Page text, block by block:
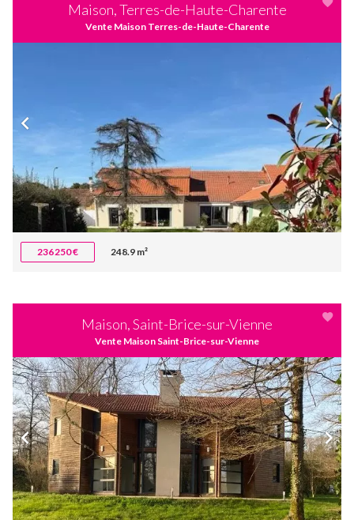
Maison, Terres-de-Haute-Charente
Vente Maison Terres-de-Haute-Charente
236 250 € 248.9 m²
Maison, Saint-Brice-sur-Vienne
Vente Maison Saint-Brice-sur-Vienne